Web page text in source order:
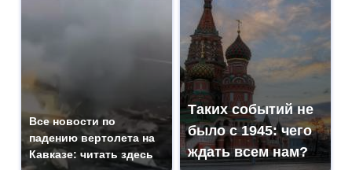
Все новости по
падению вертолета на
Кавказе: читать здесь
Таких событий не
было с 1945: чего
ждать всем нам?